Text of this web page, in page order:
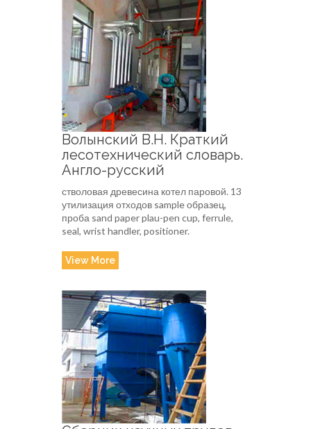
Волынский В.Н. Краткий
лесотехнический словарь.
Англо-русский
стволовая древесина котел паровой. 13
утилизация отходов sample образец,
проба sand paper plau-pen cup, ferrule,
seal, wrist handler, positioner.
View More